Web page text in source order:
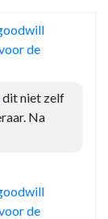
de
dit niet zelf
Na
de